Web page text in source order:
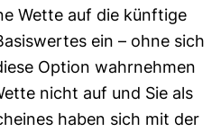
Wette auf die künftige
ein – ohne sich
Option wahrnehmen
nicht auf und Sie als
haben sich mit der